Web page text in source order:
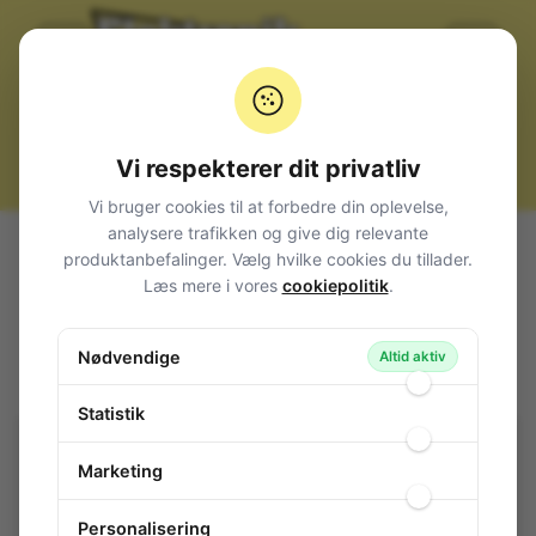
Alle produkter
Måleinstrumenter
Testledninger og prober
Prøveklemmer
Alm. 4mm
Test Lead Pair
Test Lead Pair
Vi respekterer dit privatliv
Vi bruger cookies til at forbedre din oplevelse,
analysere trafikken og give dig relevante
produktanbefalinger. Vælg hvilke cookies du tillader.
Læs mere i vores cookiepolitik.
Nødvendige Altid aktiv
Statistik
Marketing
Personalisering